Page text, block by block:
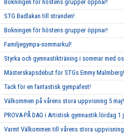
Bokningen för höstens grupper öppnar!
STG Badlakan till stranden!
Bokningen för höstens grupper öppnar!
Familjegympa-sommarkul!
Styrka och gymnastikträning i sommar med
Mästerskapsdebut för STGs Emmy Malmberg!
Tack för en fantastisk gympafest!
Välkommen på vårens stora uppvisning 5 maj!
PROVA-PÅ DAG i Artistisk gymnastik lördag 1
Varmt Välkommen till vårens stora